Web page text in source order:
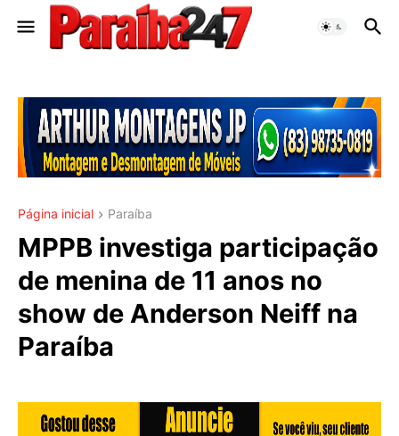
Página inicial Paraíba
MPPB investiga participação
de menina de 11 anos no
show de Anderson Neiff na
Paraíba